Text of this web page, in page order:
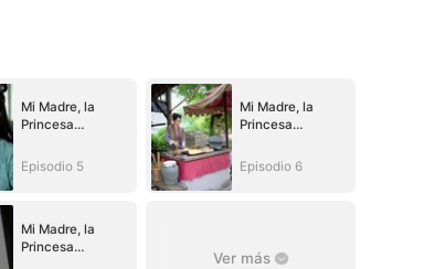
Mi Madre, la
Princesa
Episodio 5
Mi Madre, la
Princesa
Episodio 6
Mi Madre, la
Princesa
Ver más